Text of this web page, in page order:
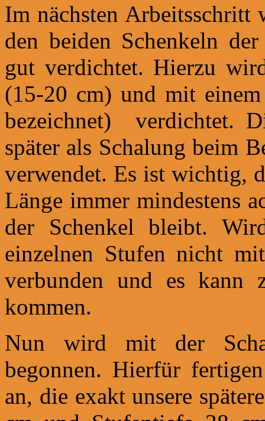
Im nächsten Arbeitsschritt
den beiden Schenkeln
gut verdichtet. Hierzu
(15-20 cm) und mit
bezeichnet) verdichtet.
später als Schalung beim
verwendet. Es ist wichtig,
Länge immer mindestens
der Schenkel bleibt.
einzelnen Stufen nicht
verbunden und es kann
kommen.
Nun wird mit der
begonnen. Hierfür
an, die exakt unsere